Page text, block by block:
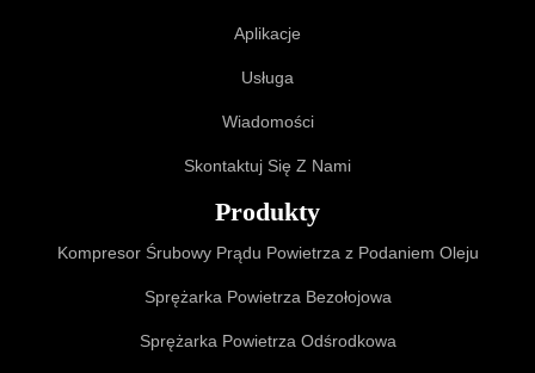
Aplikacje
Usługa
Wiadomości
Skontaktuj Się Z Nami
Produkty
Kompresor Śrubowy Prądu Powietrza z Podaniem Oleju
Sprężarka Powietrza Bezołojowa
Sprężarka Powietrza Odśrodkowa